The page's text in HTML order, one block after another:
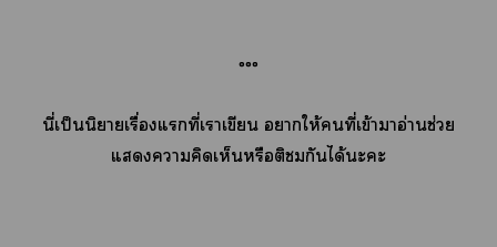
°°°
นี่เป็นนิยายเรื่องแที่เาเขียน าให้คนที่เข้าาอ่านช่วย
แาคิดเห็นหรือติกันได้ะะ